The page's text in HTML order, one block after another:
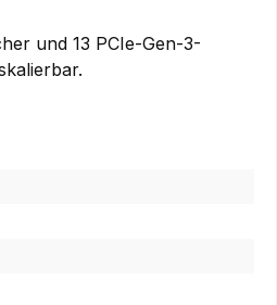
und 13 PCIe-Gen-3-